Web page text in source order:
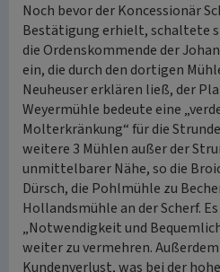
Noch bevor der Koncessionär
Bestätigung erhielt, schaltete
die Ordenskommende der
ein, die durch den dortigen
Neuheuser erklären ließ, der
Weyermühle bedeute eine
Molterkränkung“ für die
weitere 3 Mühlen außer der
unmittelbarer Nähe, so die
Dürsch, die Pohlmühle zu
Hollandsmühle an der Scherf.
„Notwendigkeit und
weiter zu vermehren.
Kundenverlust, was bei der